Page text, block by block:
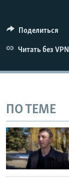
Поделиться
Читать без VPN
ПО ТЕМЕ